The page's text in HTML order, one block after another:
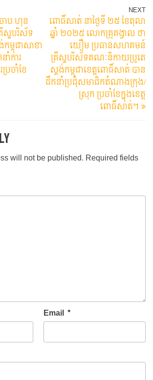
ាប​ ហុន​
ទបរិស័ទ
ម្ពុជា​សាខា
ាំការ
រចាំខែ​
NEXT
ពោធិ៍សាត់ នាថ្ងៃទី ២៥ ខែតុលា
ឆ្នាំ ២០២៥ លោកគ្រូគង្វាល ថា
យឿម ប្រធានសហគមន៍
គ្រីស្ទបរិស័ទគណៈនិកាយប្រូតេ
ស្តង់កម្ពុជាខេត្តពោធិ៍សាត់ បាន
ដឹកនាំប្រជុំសមាជិកតំណាងក្រុង/
ស្រុក ប្រចាំខែក្នុងខេត្ត
ពោធិ៍សាត់។
will not be published. Required fields
Email *